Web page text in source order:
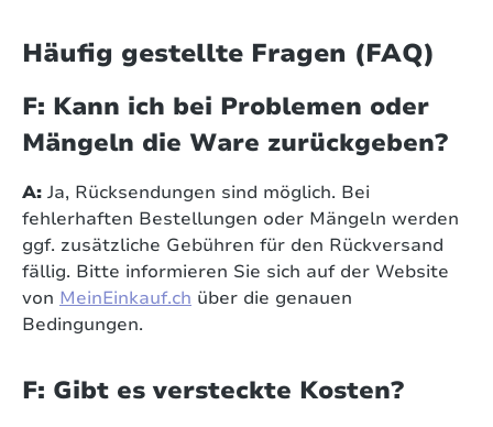
Häufig gestellte Fragen (FAQ)
F: Kann ich bei Problemen oder
Mängeln die Ware zurückgeben?
A: Ja, Rücksendungen sind möglich. Bei
fehlerhaften Bestellungen oder Mängeln werden
ggf. zusätzliche Gebühren für den Rückversand
fällig. Bitte informieren Sie sich auf der Website
von MeinEinkauf.ch über die genauen
Bedingungen.
F: Gibt es versteckte Kosten?